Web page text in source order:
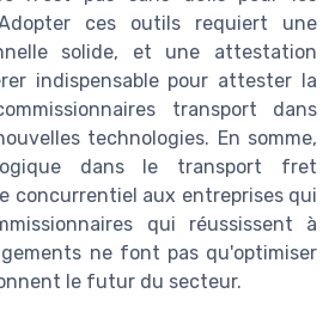
Adopter ces outils requiert une
solide, et une attestation
indispensable pour attester la
transport dans
technologies. En somme,
dans le transport fret
concurrentiel aux entreprises qui
qui réussissent à
ne font pas qu'optimiser
le futur du secteur.